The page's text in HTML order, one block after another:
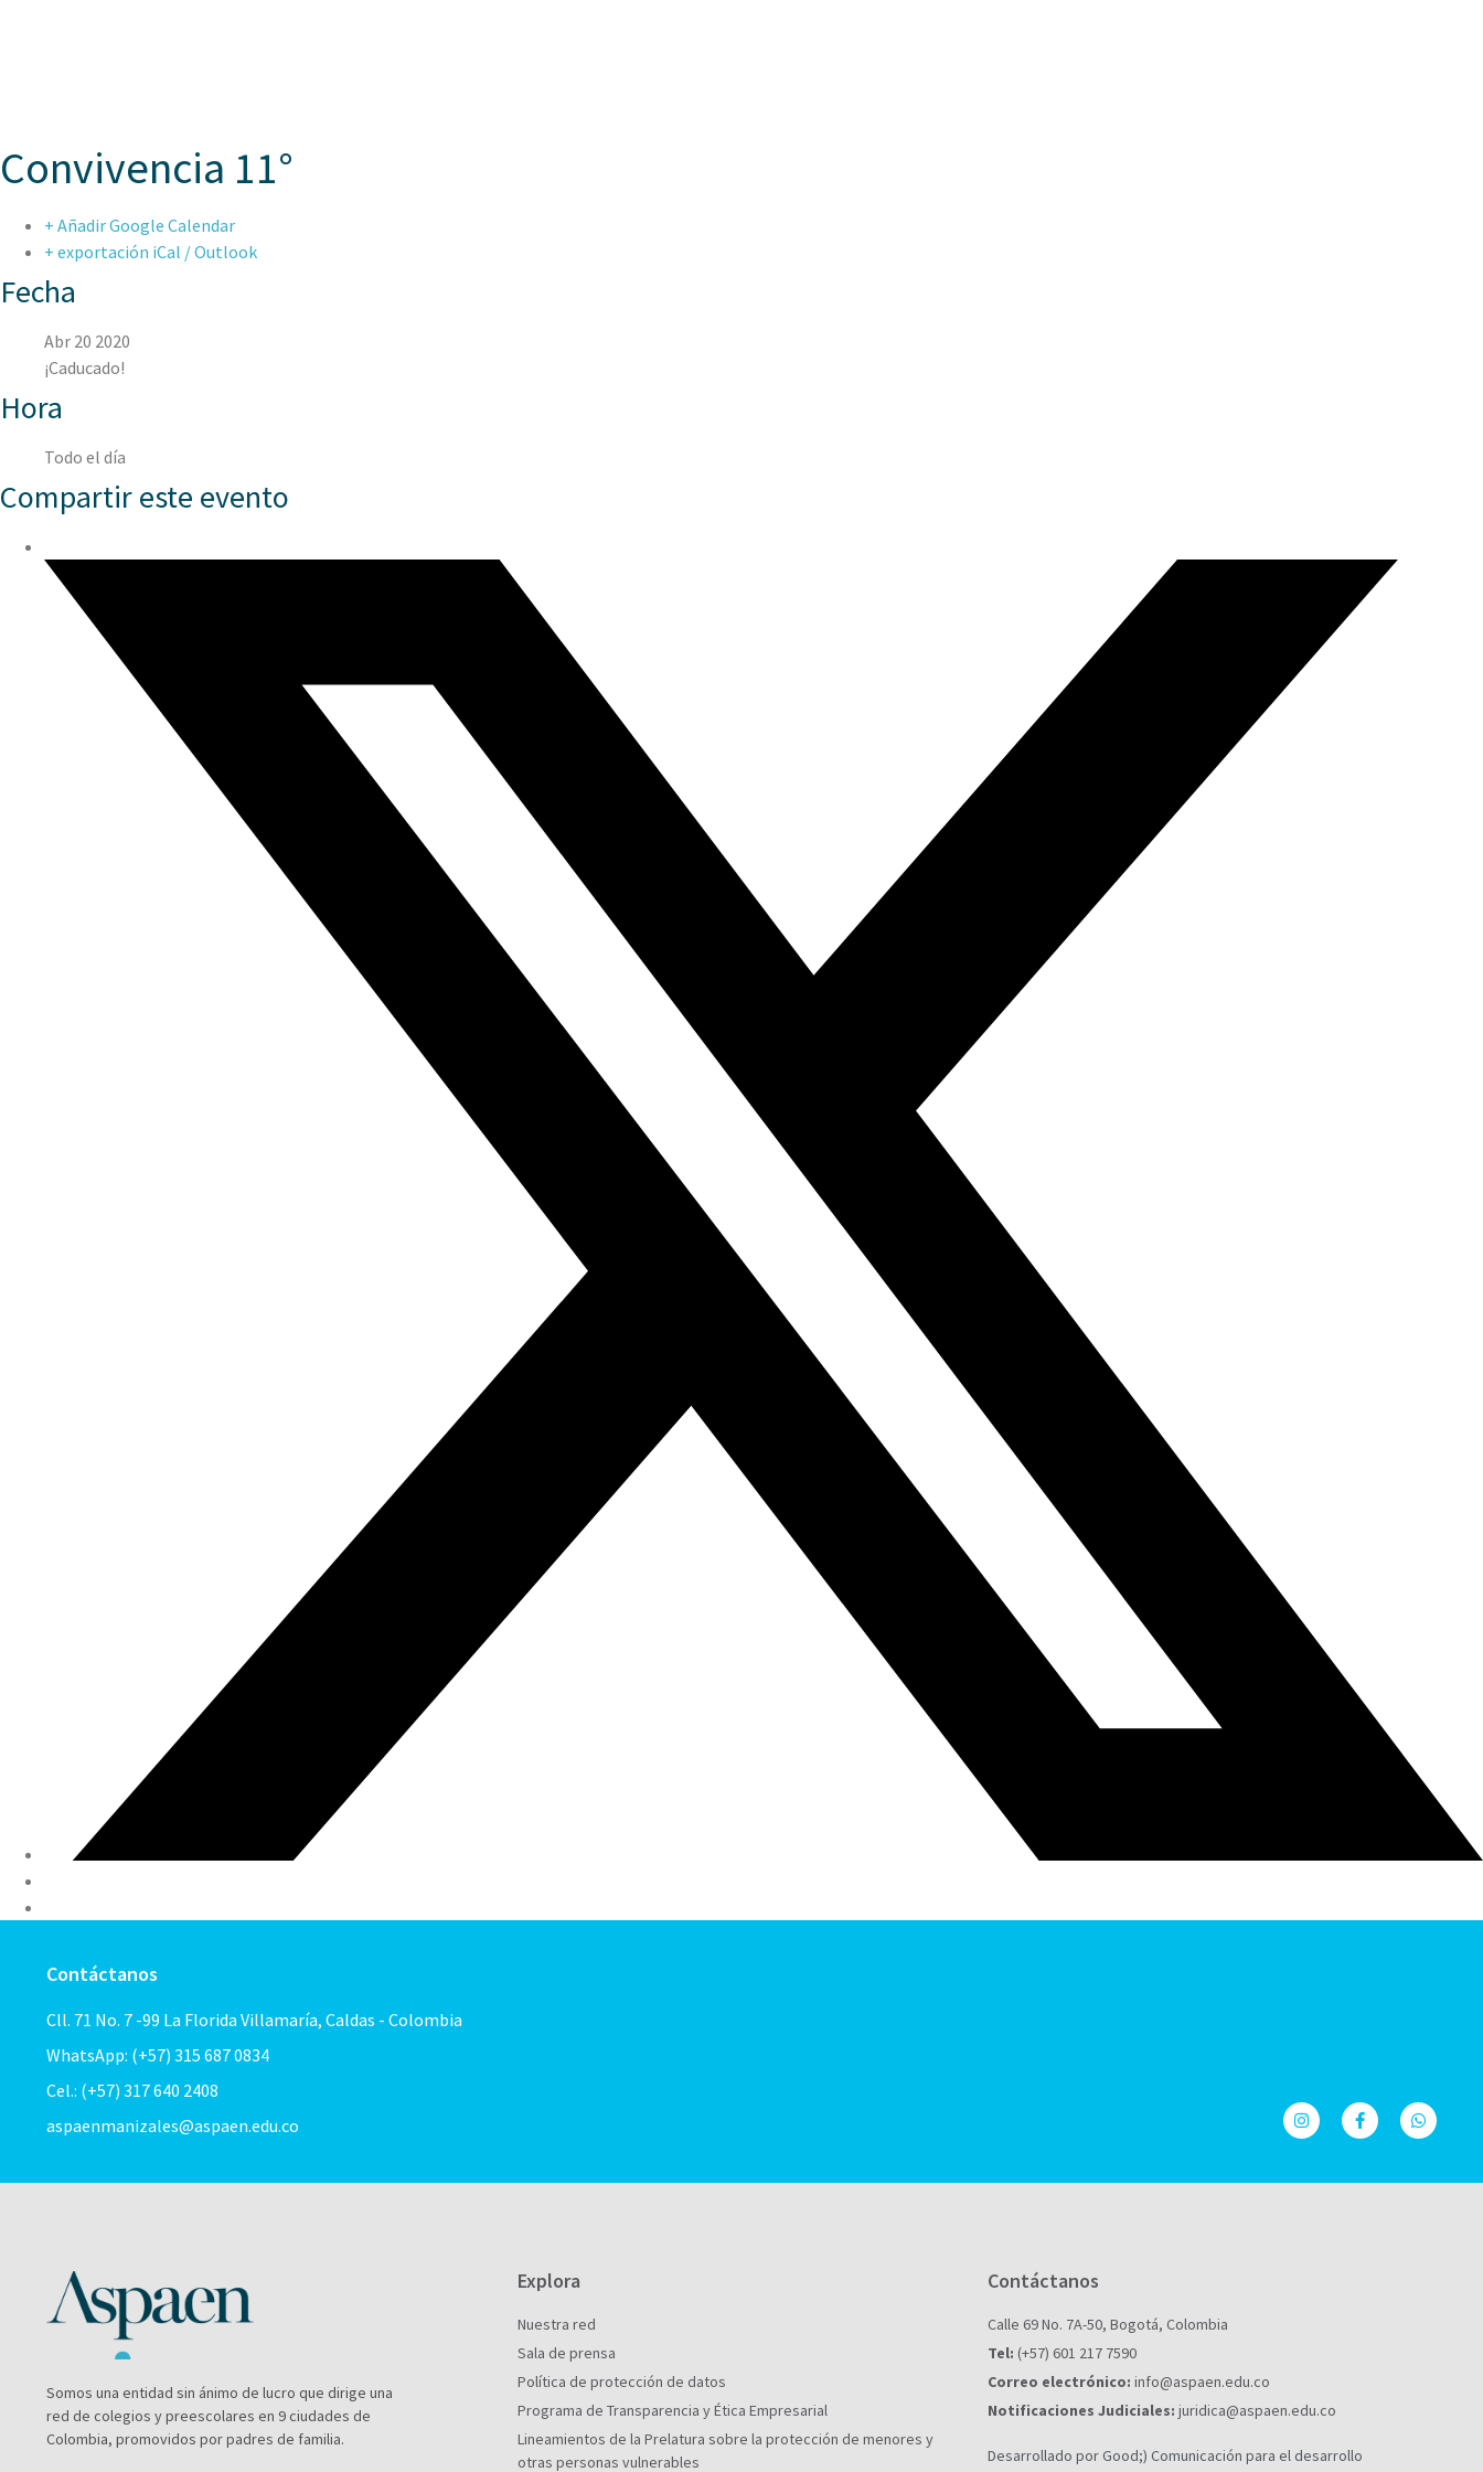
Convivencia 11°
+ Añadir Google Calendar
+ exportación iCal / Outlook
Fecha
Abr 20 2020
¡Caducado!
Hora
Todo el día
Compartir este evento
Contáctanos
Cll. 71 No. 7 -99 La Florida Villamaría, Caldas - Colombia
WhatsApp: (+57) 315 687 0834
Cel.: (+57) 317 640 2408
aspaenmanizales@aspaen.edu.co
Somos una entidad sin ánimo de lucro que dirige una
red de colegios y preescolares en 9 ciudades de
Colombia, promovidos por padres de familia.
Explora
Nuestra red
Sala de prensa
Política de protección de datos
Programa de Transparencia y Ética Empresarial
Lineamientos de la Prelatura sobre la protección de menores y
otras personas vulnerables
Contáctanos
Calle 69 No. 7A-50, Bogotá, Colombia
Tel: (+57) 601 217 7590
Correo electrónico: info@aspaen.edu.co
Notificaciones Judiciales: juridica@aspaen.edu.co
Desarrollado por Good;) Comunicación para el desarrollo